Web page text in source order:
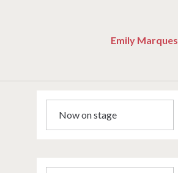
Emily Marques
Now on stage